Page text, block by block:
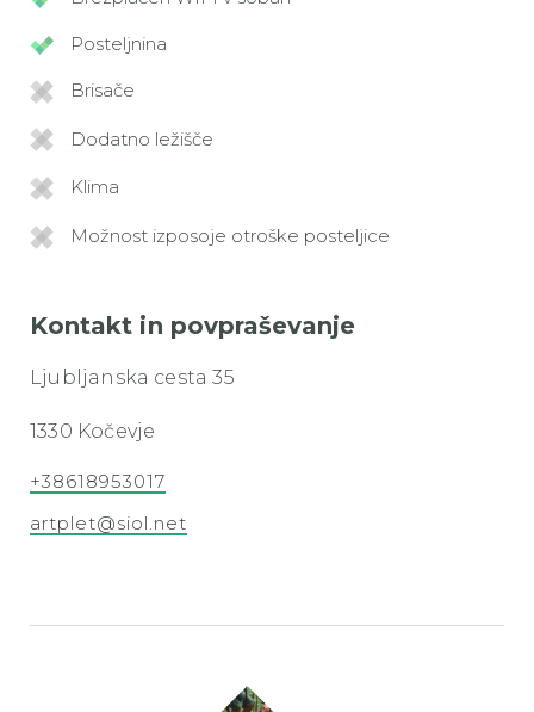
Posteljnina
Brisače
Dodatno ležišče
Klima
Možnost izposoje otroške posteljice
Kontakt in povpraševanje
Ljubljanska cesta 35
1330 Kočevje
+38618953017
artplet@siol.net